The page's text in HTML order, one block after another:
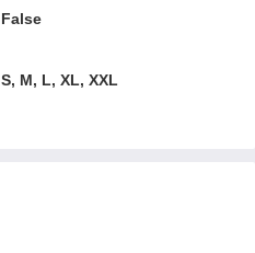
False
S, M, L, XL, XXL